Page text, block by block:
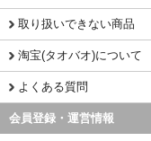
取り扱いできない商品
淘宝(タオバオ)について
よくある質問
会員登録・運営情報